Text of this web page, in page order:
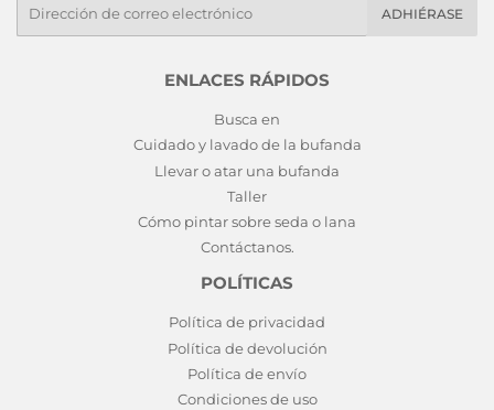
ADHIÉRASE
ENLACES RÁPIDOS
Busca en
Cuidado y lavado de la bufanda
Llevar o atar una bufanda
Taller
Cómo pintar sobre seda o lana
Contáctanos.
POLÍTICAS
Política de privacidad
Política de devolución
Política de envío
Condiciones de uso